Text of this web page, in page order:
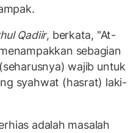
Qadiir, berkata, "At-
sebagian
wajib untuk
syahwat (hasrat) laki-
adalah masalah